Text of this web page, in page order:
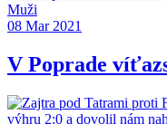
Muži
08 Mar 2021
V Poprade